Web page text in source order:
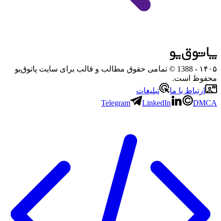
۱۴۰۵
- 1388 © تمامی حقوق مطالب و قالب برای سایت پاتوق‌یو
محفوظ است.
ارتباط با ما
تبلیغات
Telegram
LinkedIn DMCA